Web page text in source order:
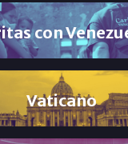
con
Vaticano